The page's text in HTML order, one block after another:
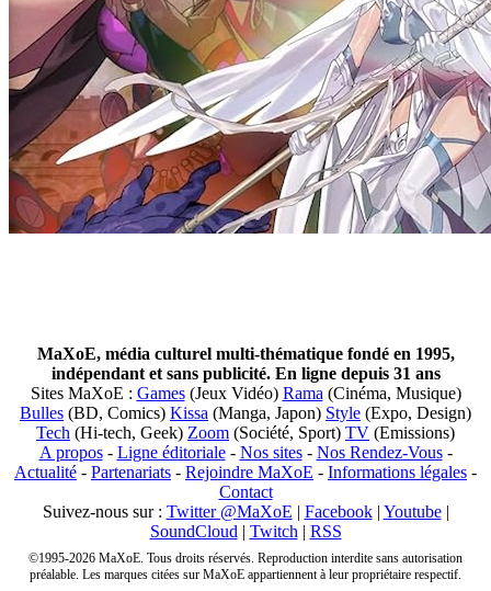
MaXoE, média culturel multi-thématique fondé en 1995,
indépendant et sans publicité. En ligne depuis 31 ans
Sites MaXoE : Games(Jeux Vidéo) Rama (Cinéma, Musique)
Bulles (BD, Comics) Kissa (Manga, Japon) Style (Expo, Design)
Tech (Hi-tech, Geek) Zoom (Société, Sport) TV (Emissions)
A propos- Ligne éditoriale- Nos sites- Nos Rendez-Vous-
Actualité - Partenariats - Rejoindre MaXoE - Informations légales -
Contact
Suivez-nous sur : Twitter @MaXoE | Facebook| Youtube|
SoundCloud | Twitch | RSS
©1995-2026 MaXoE. Tous droits réservés. Reproduction interdite sans autorisation
préalable. Les marques citées sur MaXoE appartiennent à leur propriétaire respectif.